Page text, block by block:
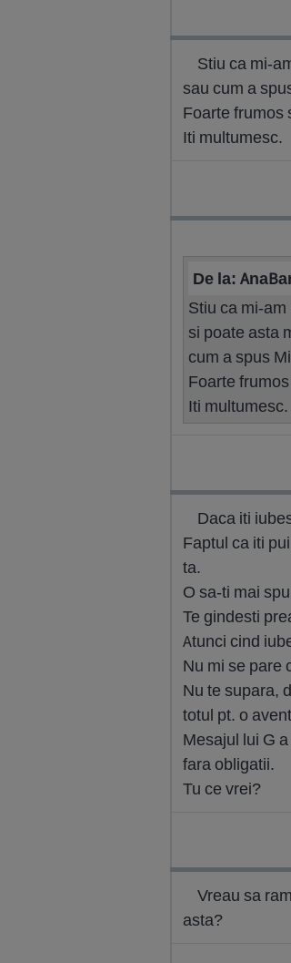
Stiu ca mi-
sau cum a
Foarte frumos
Iti multumesc.
De la:
Stiu ca mi-
si poate asta
cum a spus
Foarte
Iti multumesc.
Daca iti
Faptul ca iti
ta.
O sa-ti mai
Te gindesti
Atunci cind
Nu mi se pare
Nu te supara,
totul pt. o
Mesajul lui G
fara obligatii.
Tu ce vrei?
Vreau sa
asta?